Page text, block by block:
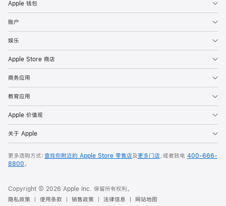
Apple 钱包
账户
娱乐
Apple Store 商店
商务应用
教育应用
Apple 价值观
关于 Apple
更多选购方式：查找你附近的 Apple Store 零售店及更多门店，或者致电 400-666-
8800。
Copyright © 2026 Apple Inc. 保留所有权利。
隐私政策
使用条款 销售政策 法律信息 网站地图